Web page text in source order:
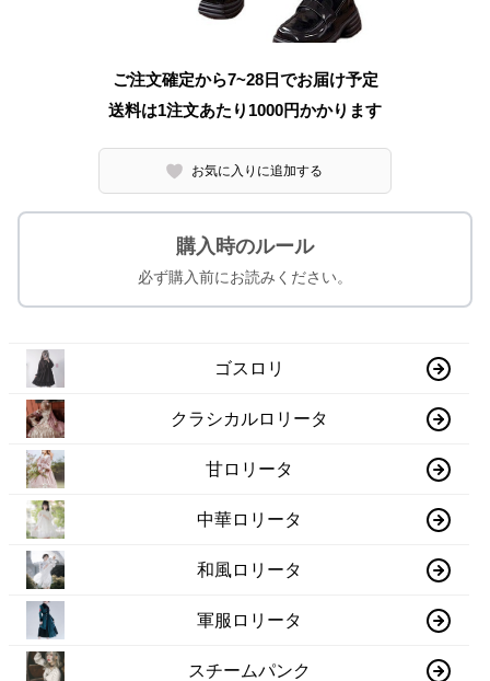
ご注文確定から7~28日でお届け予定
送料は1注文あたり 1000円かかります
お気に入りに追加する
購入時のルール
必ず購入前にお読みください。
ゴスロリ
クラシカルロリータ
甘ロリータ
中華ロリータ
和風ロリータ
軍服ロリータ
スチームパンク